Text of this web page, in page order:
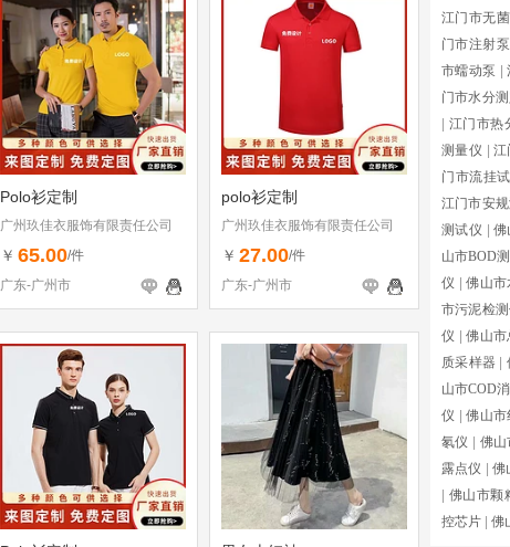
Polo衫定制
广州玖佳衣服饰有限责任公司
￥ 65.00/件
广东-广州市
polo衫定制
广州玖佳衣服饰有限责任公司
￥ 27.00/件
广东-广州市
江门市无
门市注射泵
市蠕动泵
门市水分
江门市热
测量仪
江
门市流挂
江门市安
测试仪
佛
山市BOD
仪
佛山市
市污泥检
仪
佛山市
质采样器
山市COD
仪
佛山市
氡仪
佛
露点仪
佛
佛山市颗
控芯片
佛